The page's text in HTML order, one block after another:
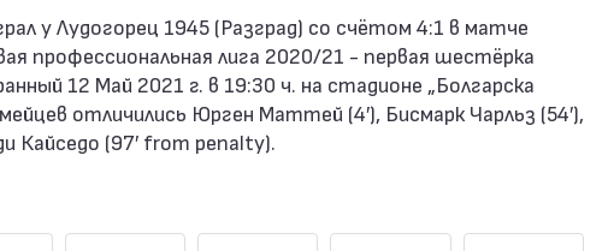
профессиональная лига 2020/21 - первая шестёрка
12 Май 2021 г. в 19:30 ч. на стадионе „Болгарска
отличились Юрген Маттей (4′), Бисмарк Чарльз (54′),
Кайседо (97′ from penalty).